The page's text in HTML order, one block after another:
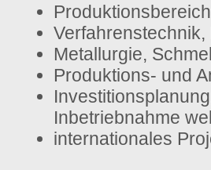
Metallurgie,
Produktions- und
Inbetriebnahme
internationales